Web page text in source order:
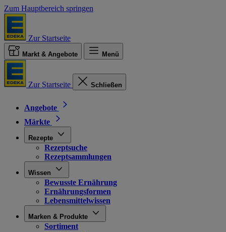
Zum Hauptbereich springen
Zur Startseite
Markt & Angebote Menü
Zur Startseite Schließen
Angebote
Märkte
Rezepte
Rezeptsuche
Rezeptsammlungen
Wissen
Bewusste Ernährung
Ernährungsformen
Lebensmittelwissen
Marken & Produkte
Sortiment